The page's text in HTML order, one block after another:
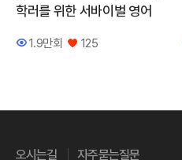
학러를 위한 서바이벌 영어
조회수
1.9만회
좋아요
125
오시는길 자주묻는질문